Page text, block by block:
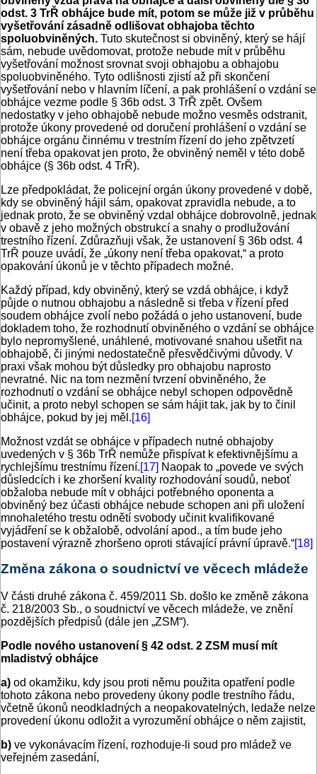
odst. 3 TrŘ obhájce bude mít, potom se může již v průběhu
vyšetřování zásadně odlišovat obhajoba těchto
spoluobviněných. Tuto skutečnost si obviněný, který se hájí
sám, nebude uvědomovat, protože nebude mít v průběhu
vyšetřování možnost srovnat svoji obhajobu a obhajobu
spoluobviněného. Tyto odlišnosti zjistí až při skončení
vyšetřování nebo v hlavním líčení, a pak prohlášení o vzdání se
obhájce vezme podle § 36b odst. 3 TrŘ zpět. Ovšem
nedostatky v jeho obhajobě nebude možno vesměs odstranit,
protože úkony provedené od doručení prohlášení o vzdání se
obhájce orgánu činnému v trestním řízení do jeho zpětvzetí
není třeba opakovat jen proto, že obviněný neměl v této době
obhájce (§ 36b odst. 4 TrŘ).
Lze předpokládat, že policejní orgán úkony provedené v době,
kdy se obviněný hájil sám, opakovat zpravidla nebude, a to
jednak proto, že se obviněný vzdal obhájce dobrovolně, jednak
v obavě z jeho možných obstrukcí a snahy o prodlužování
trestního řízení. Zdůrazňuji však, že ustanovení § 36b odst. 4
TrŘ pouze uvádí, že „úkony není třeba opakovat,“ a proto
opakování úkonů je v těchto případech možné.
Každý případ, kdy obviněný, který se vzdá obhájce, i když
půjde o nutnou obhajobu a následně si třeba v řízení před
soudem obhájce zvolí nebo požádá o jeho ustanovení, bude
dokladem toho, že rozhodnutí obviněného o vzdání se obhájce
bylo nepromyšlené, unáhlené, motivované snahou ušetřit na
obhajobě, či jinými nedostatečně přesvědčivými důvody. V
praxi však mohou být důsledky pro obhajobu naprosto
nevratné. Nic na tom nezmění tvrzení obviněného, že
rozhodnutí o vzdání se obhájce nebyl schopen odpovědně
učinit, a proto nebyl schopen se sám hájit tak, jak by to činil
obhájce, pokud by jej měl.[16]
Možnost vzdát se obhájce v případech nutné obhajoby
uvedených v § 36b TrŘ nemůže přispívat k efektivnějšímu a
rychlejšímu trestnímu řízení.[17] Naopak to „povede ve svých
důsledcích i ke zhoršení kvality rozhodování soudů, neboť
obžaloba nebude mít v obhájci potřebného oponenta a
obviněný bez účasti obhájce nebude schopen ani při uložení
mnohaletého trestu odnětí svobody učinit kvalifikované
vyjádření se k obžalobě, odvolání apod., a tím bude jeho
postavení výrazně zhoršeno oproti stávající právní úpravě.“[18]
Změna zákona o soudnictví ve věcech mládeže
V části druhé zákona č. 459/2011 Sb. došlo ke změně zákona
č. 218/2003 Sb., o soudnictví ve věcech mládeže, ve znění
pozdějších předpisů (dále jen „ZSM“).
Podle nového ustanovení § 42 odst. 2 ZSM musí mít
mladistvý obhájce
a) od okamžiku, kdy jsou proti němu použita opatření podle
tohoto zákona nebo provedeny úkony podle trestního řádu,
včetně úkonů neodkladných a neopakovatelných, ledaže nelze
provedení úkonu odložit a vyrozumění obhájce o něm zajistit,
b) ve vykonávacím řízení, rozhoduje-li soud pro mládež ve
veřejném zasedání,